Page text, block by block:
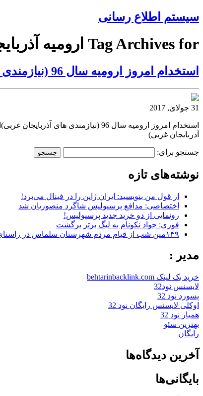
سیستم اطلاع رسانی
Tag Archives for ارومیه آذربایجان
استخدام امروز ارومیه سال 96 (نیازمندی های آذربایجان غربی)
31 جولای, 2017
آذربایجان غربی)
جستجو برای:
نوشته‌های تازه
از قول من بنویسید: ایران ژاپن را در فینال می‌برد!
اختصاصی: مدافع پرسپولیس شاگرد منصوریان شد
رونمایی از دو خرید جدید پرسپولیس!
فوری: جواد نکونام به لیگ برتر برگشت
۱۴۹مین شب از قیام مردم شهرستان سلماس در راستای خونخواهی رهبر شهید + تصاویر
مدیر :
خرید بک لینک behtarinbacklink.com
لایسنس نود32
پسورد نود 32
اوکلی لایسنس رایگان نود 32
همیار نود 32
بهترین سئو
رایگان
آخرین دیدگاه‌ها
بایگانی‌ها